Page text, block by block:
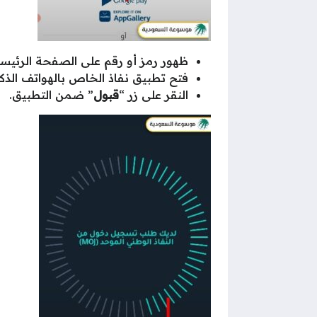
ظهور رمز أو رقم على الصفحة
فتح تطبيق نفاذ الخاص بالهواتف
النقر على زر “قبول” ضمن التطبيق.